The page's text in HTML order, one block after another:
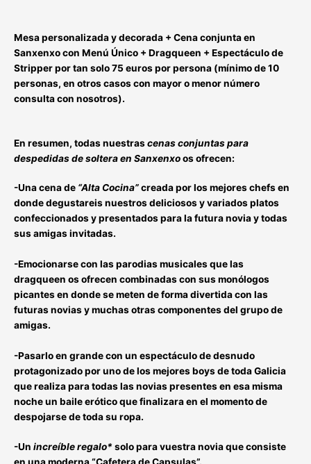
Mesa personalizada y decorada + Cena conjunta en
Sanxenxo con Menú Único + Dragqueen + Espectáculo de
Stripper por tan solo75 eurospor persona (mínimo de 10
personas, en otros casos con mayor o menor número
consulta con nosotros).
En resumen, todas nuestrascenas conjuntas para
despedidas de soltera en Sanxenxoos ofrecen:
-Una cena de “Alta Cocina”creada por los mejores chefs en
donde degustareis nuestros deliciosos y variados platos
confeccionados y presentadospara la futura novia y todas
sus amigas invitadas.
-Emocionarse con las parodias musicales que las
dragqueen os ofrecen combinadas con susmonólogos
picantesen donde se meten de forma divertidacon las
futuras novias y muchas otras componentes del grupo de
amigas.
-Pasarlo en grande con un espectáculo de desnudo
protagonizado por uno de los mejores boys de toda Galicia
que realiza para todas las novias presentes en esa misma
noche un baile erótico que finalizara en el momento de
despojarse de toda su ropa.
-Un increíble regalo* solo para vuestra novia que consiste